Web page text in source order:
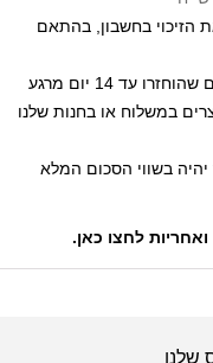
הזיכוי בחשבון, בהתאם
ניתן לקבל החזר כספי רק עבור מוצרים שהוחזרו עד 14 יום מרגע
במשלוח או בחנות שלנו
יהיה בשווי הסכום המלא
לחצו כאן.
שלנו